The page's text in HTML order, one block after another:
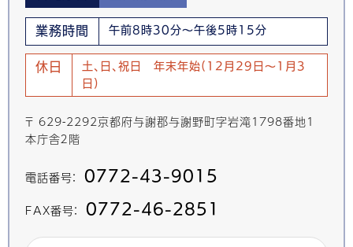
業務時間 午前8時30分～午後5時15分
休日
土、日、祝日 年末年始(12月29日～1月3
日)
〒 629-2292京都府与謝郡与謝野町字岩滝1798番地1
本庁舎２階
電話番号： 0772-43-9015
FAX番号： 0772-46-2851